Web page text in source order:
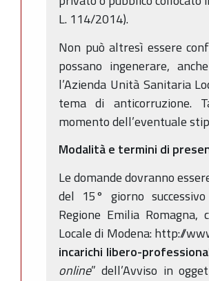
L. 114/2014).
Non può altresì essere
possano ingenerare,
l’Azienda Unità Sanitaria
tema di anticorruzione.
momento dell’eventuale
Modalità e termini di
Le domande dovranno
del 15° giorno
Regione Emilia
Locale di Modena: http://
incarichi libero-
online” dell’Avviso in